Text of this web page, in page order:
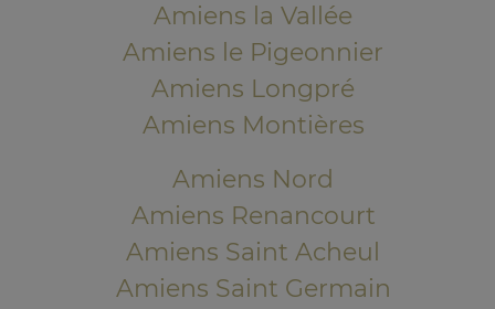
Amiens la Vallée
Amiens le Pigeonnier
Amiens Longpré
Amiens Montières
Amiens Nord
Amiens Renancourt
Amiens Saint Acheul
Amiens Saint Germain